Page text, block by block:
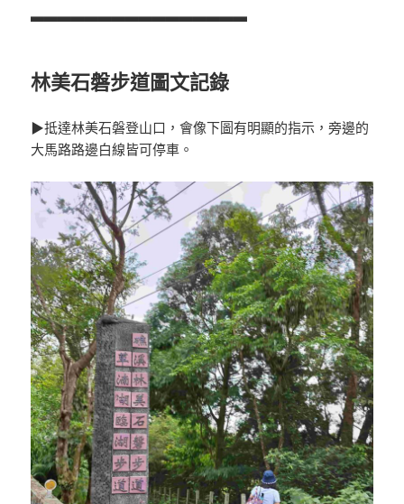
▃▃▃▃▃▃▃▃▃▃▃▃▃▃▃▃
林美石磐步道圖文記錄
▶抵達林美石磐登山口，會像下圖有明顯的指示，旁邊的
大馬路路邊白線皆可停車。